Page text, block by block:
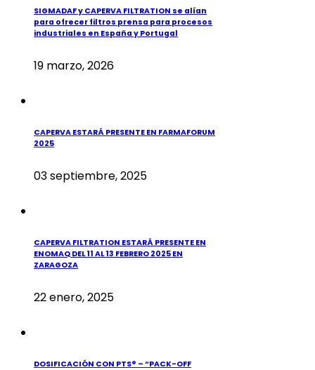
SIGMADAF y CAPERVA FILTRATION se alían
para ofrecer filtros prensa para procesos
industriales en España y Portugal
19 marzo, 2026
CAPERVA ESTARÁ PRESENTE EN FARMAFORUM
2025
03 septiembre, 2025
CAPERVA FILTRATION ESTARÁ PRESENTE EN
ENOMAQ DEL 11 AL 13 FEBRERO 2025 EN
ZARAGOZA
22 enero, 2025
DOSIFICACIÓN CON PTS® – “PACK-OFF